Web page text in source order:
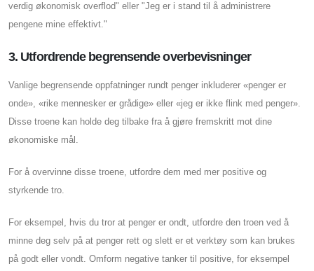
verdig økonomisk overflod" eller "Jeg er i stand til å administrere
pengene mine effektivt."
3. Utfordrende begrensende overbevisninger
Vanlige begrensende oppfatninger rundt penger inkluderer «penger er
onde», «rike mennesker er grådige» eller «jeg er ikke flink med penger».
Disse troene kan holde deg tilbake fra å gjøre fremskritt mot dine
økonomiske mål.
For å overvinne disse troene, utfordre dem med mer positive og
styrkende tro.
For eksempel, hvis du tror at penger er ondt, utfordre den troen ved å
minne deg selv på at penger rett og slett er et verktøy som kan brukes
på godt eller vondt. Omform negative tanker til positive, for eksempel